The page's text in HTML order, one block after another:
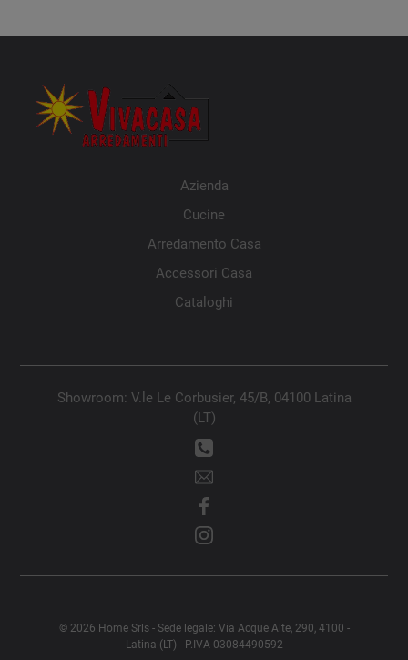
Azienda
Cucine
Arredamento Casa
Accessori Casa
Cataloghi
Showroom: V.le Le Corbusier, 45/B, 04100 Latina
(LT)
© 2026 Home Srls - Sede legale: Via Acque Alte, 290, 4100 -
Latina (LT) - P.IVA 03084490592